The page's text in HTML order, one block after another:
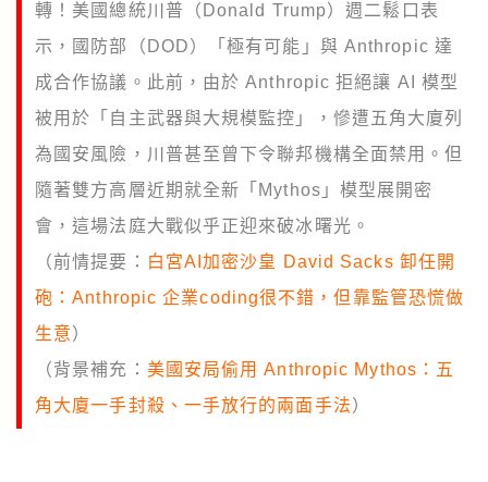
轉！美國總統川普（Donald Trump）週二鬆口表
示，國防部（DOD）「極有可能」與 Anthropic 達
成合作協議。此前，由於 Anthropic 拒絕讓 AI 模型
被用於「自主武器與大規模監控」，慘遭五角大廈列
為國安風險，川普甚至曾下令聯邦機構全面禁用。但
隨著雙方高層近期就全新「Mythos」模型展開密
會，這場法庭大戰似乎正迎來破冰曙光。
（前情提要： 白宮AI加密沙皇 David Sacks 卸任開
砲：Anthropic 企業coding很不錯，但靠監管恐慌做
生意）
（背景補充： 美國安局偷用 Anthropic Mythos：五
角大廈一手封殺、一手放行的兩面手法）